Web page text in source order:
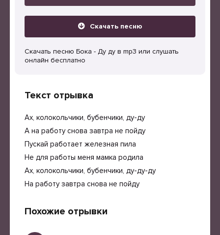
Скачать песню
Скачать песню Бока - Ду ду в mp3 или слушать
онлайн бесплатно
Текст отрывка
Ах, колокольчики, бубенчики, ду-ду
А на работу снова завтра не пойду
Пускай работает железная пила
Не для работы меня мамка родила
Ах, колокольчики, бубенчики, ду-ду-ду
На работу завтра снова не пойду
Похожие отрывки